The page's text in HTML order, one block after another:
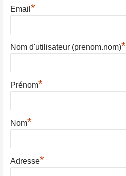
Email*
Nom d'utilisateur (prenom.nom)*
Prénom*
Nom*
Adresse*